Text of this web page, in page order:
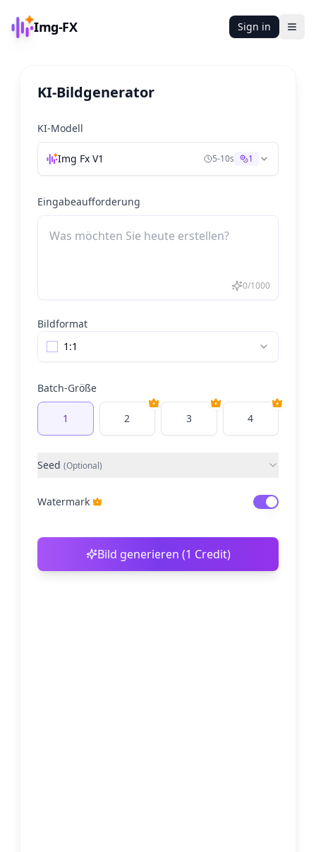
Img-FX Sign in
KI-Bildgenerator
KI-Modell
Img Fx V1 5-10s 1
Eingabeaufforderung
0/1000
Bildformat
1:1
Batch-Größe
1 2 3 4
Seed (Optional)
Watermark
Bild generieren (1 Credit)